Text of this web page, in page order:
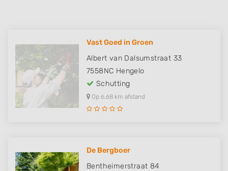
Vast Goed in Groen
Albert van Dalsumstraat 33
7558NC Hengelo
Schutting
Op 6,68 km afstand
De Bergboer
Bentheimerstraat 84